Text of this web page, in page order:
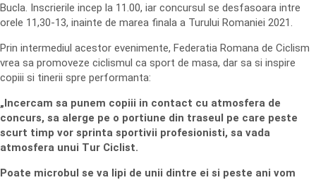
Bucla. Inscrierile incep la 11.00, iar concursul se desfasoara intre
orele 11,30-13, inainte de marea finala a Turului Romaniei 2021.
Prin intermediul acestor evenimente, Federatia Romana de Ciclism
vrea sa promoveze ciclismul ca sport de masa, dar sa si inspire
copiii si tinerii spre performanta:
„Incercam sa punem copiii in contact cu atmosfera de
concurs, sa alerge pe o portiune din traseul pe care peste
scurt timp vor sprinta sportivii profesionisti, sa vada
atmosfera unui Tur Ciclist.
Poate microbul se va lipi de unii dintre ei si peste ani vom